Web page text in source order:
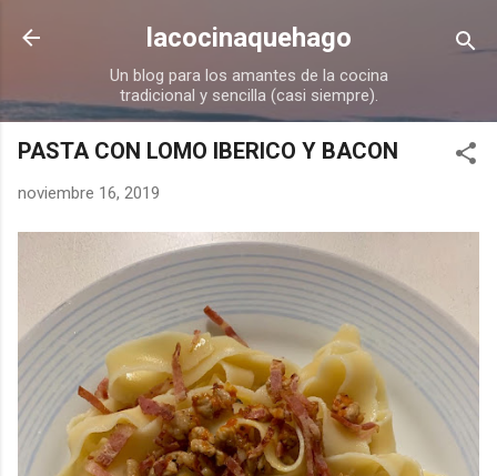
Ir al contenido principal
lacocinaquehago
Un blog para los amantes de la cocina
tradicional y sencilla (casi siempre).
PASTA CON LOMO IBERICO Y BACON
noviembre 16, 2019